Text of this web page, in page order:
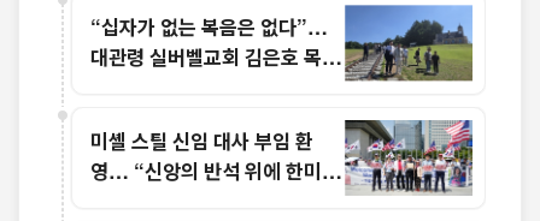
“십자가 없는 복음은 없다”…
대관령 실버벨교회 김은호 목사
미셸 스틸 신임 대사 부임 환
영… “신앙의 반석 위에 한미동